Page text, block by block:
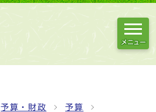
メニュー
予算・財政 予算